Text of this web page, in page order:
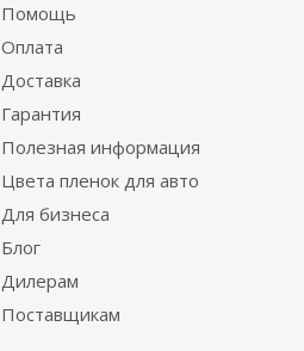
Помощь
Оплата
Доставка
Гарантия
Полезная информация
Цвета пленок для авто
Для бизнеса
Блог
Дилерам
Поставщикам